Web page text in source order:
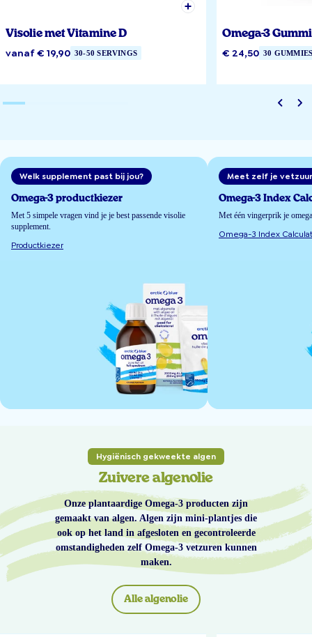
Visolie met Vitamine D
vanaf € 19,90 30-50 SERVINGS
Omega-3
€ 24,50 30
Welk supplement past bij jou?
Omega-3 productkiezer
Met 5 simpele vragen vind je je best passende visolie
supplement.
Productkiezer
Meet zelf je
Omega-3 Index
Met één vingerprik je
Omega-3 Index
Hygiënisch gekweekte algen
Zuivere algenolie
Onze plantaardige Omega-3 producten zijn
gemaakt van algen. Algen zijn mini-plantjes die
ook op het land in afgesloten en gecontroleerde
omstandigheden zelf Omega-3 vetzuren kunnen
maken.
Alle algenolie